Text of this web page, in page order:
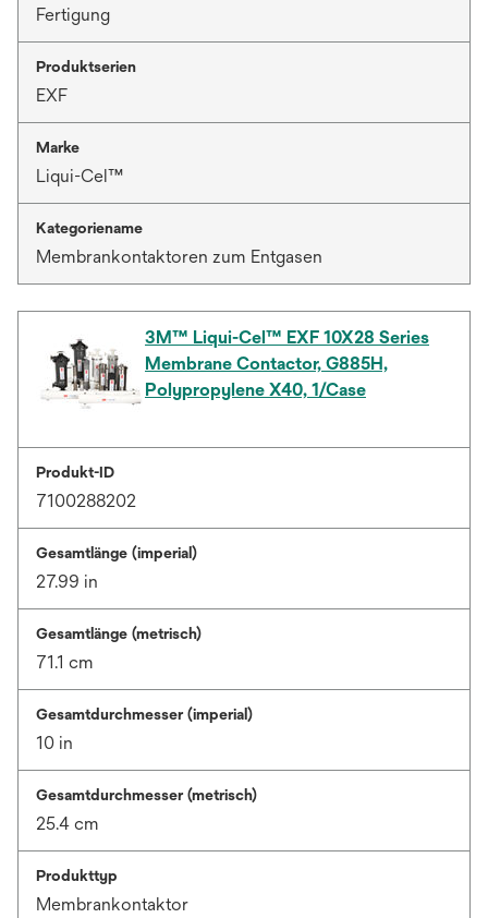
Fertigung
Produktserien
EXF
Marke
Liqui-Cel™
Kategoriename
Membrankontaktoren zum Entgasen
3M™ Liqui-Cel™ EXF 10X28 Series
Membrane Contactor, G885H,
Polypropylene X40, 1/Case
Produkt-ID
7100288202
Gesamtlänge (imperial)
27.99 in
Gesamtlänge (metrisch)
71.1 cm
Gesamtdurchmesser (imperial)
10 in
Gesamtdurchmesser (metrisch)
25.4 cm
Produkttyp
Membrankontaktor